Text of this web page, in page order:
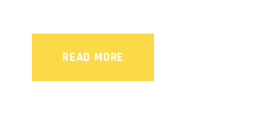
READ MORE